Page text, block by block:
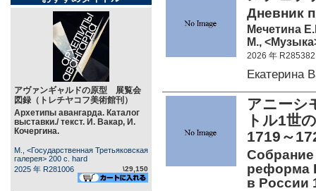
アヴァンギャルドの原型 展覧会
図録（トレチヤコフ美術館刊）
Архетипы авангарда. Каталог
выставки./ текст. И. Вакар, И.
Кочергина.
М., <Государственная Третьяковская
галерея> 200 c. hard
2025 年 R281006
\29,150
Дневник
Мечетина
М.,
2026 年 R285382
Екатерина
アニー
トル1世
1719～
Собрание
реформа
в России